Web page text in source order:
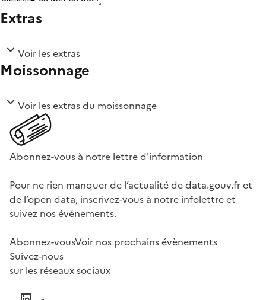
Extras
Voir les extras
Moissonnage
Voir les extras du moissonnage
Abonnez-vous à notre lettre d'information
Pour ne rien manquer de l’actualité de data.gouv.fr et
de l’open data, inscrivez-vous à notre infolettre et
suivez nos événements.
Abonnez-vousVoir nos prochains évènements
Suivez-nous
sur les réseaux sociaux